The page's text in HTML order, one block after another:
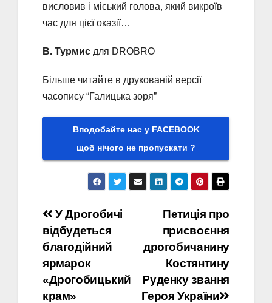
висловив і міський голова, який викроїв
час для цієї оказії…
В. Турмис для DROBRO
Більше читайте в друкованій версії
часопису “Галицька зоря”
Вподобайте нас у FACEBOOK
щоб нічого не пропускати ?
Навігація
записів
Петиція про
присвоєння
дрогобичанину
Костянтину
Руденку звання
Героя України
У Дрогобичі
відбудеться
благодійний
ярмарок
«Дрогобицький
крам»